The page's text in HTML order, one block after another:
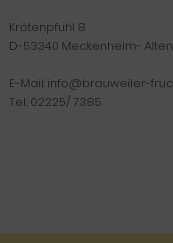
Krötenpfuhl 8
D-53340 Meckenheim-
E-Mail: info@brauweiler-
Tel.: 02225/ 7385